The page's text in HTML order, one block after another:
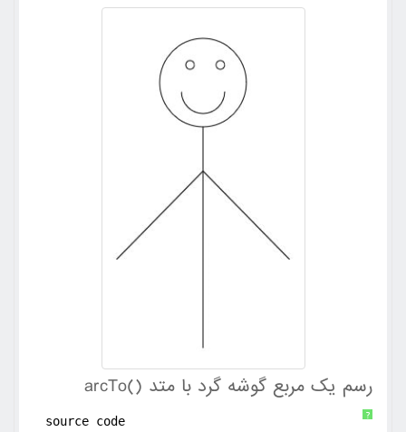
رسم یک مربع گوشه گرد با متد arcTo()
?
source code